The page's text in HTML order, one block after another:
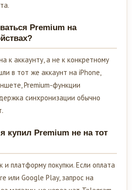
Premium на
к аккаунту, а не к конкретному
в тот же аккаунт на iPhone,
Premium-функции
синхронизации обычно
купил Premium не на тот
и платформу покупки. Если оплата
или Google Play, запрос на